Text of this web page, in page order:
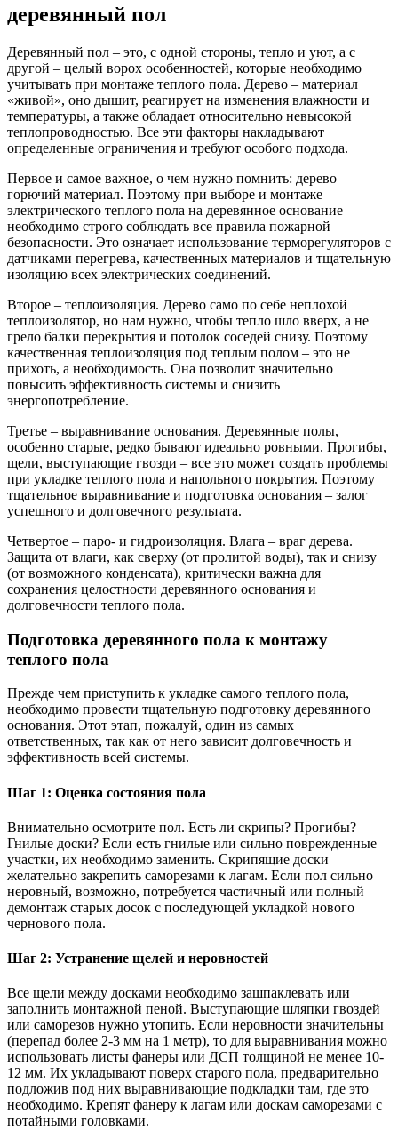
деревянный пол
Деревянный пол – это, с одной стороны, тепло и уют, а с
другой – целый ворох особенностей, которые необходимо
учитывать при монтаже теплого пола. Дерево – материал
«живой», оно дышит, реагирует на изменения влажности и
температуры, а также обладает относительно невысокой
теплопроводностью. Все эти факторы накладывают
определенные ограничения и требуют особого подхода.
Первое и самое важное, о чем нужно помнить: дерево –
горючий материал. Поэтому при выборе и монтаже
электрического теплого пола на деревянное основание
необходимо строго соблюдать все правила пожарной
безопасности. Это означает использование терморегуляторов с
датчиками перегрева, качественных материалов и тщательную
изоляцию всех электрических соединений.
Второе – теплоизоляция. Дерево само по себе неплохой
теплоизолятор, но нам нужно, чтобы тепло шло вверх, а не
грело балки перекрытия и потолок соседей снизу. Поэтому
качественная теплоизоляция под теплым полом – это не
прихоть, а необходимость. Она позволит значительно
повысить эффективность системы и снизить
энергопотребление.
Третье – выравнивание основания. Деревянные полы,
особенно старые, редко бывают идеально ровными. Прогибы,
щели, выступающие гвозди – все это может создать проблемы
при укладке теплого пола и напольного покрытия. Поэтому
тщательное выравнивание и подготовка основания – залог
успешного и долговечного результата.
Четвертое – паро- и гидроизоляция. Влага – враг дерева.
Защита от влаги, как сверху (от пролитой воды), так и снизу
(от возможного конденсата), критически важна для
сохранения целостности деревянного основания и
долговечности теплого пола.
Подготовка деревянного пола к монтажу
теплого пола
Прежде чем приступить к укладке самого теплого пола,
необходимо провести тщательную подготовку деревянного
основания. Этот этап, пожалуй, один из самых
ответственных, так как от него зависит долговечность и
эффективность всей системы.
Шаг 1: Оценка состояния пола
Внимательно осмотрите пол. Есть ли скрипы? Прогибы?
Гнилые доски? Если есть гнилые или сильно поврежденные
участки, их необходимо заменить. Скрипящие доски
желательно закрепить саморезами к лагам. Если пол сильно
неровный, возможно, потребуется частичный или полный
демонтаж старых досок с последующей укладкой нового
чернового пола.
Шаг 2: Устранение щелей и неровностей
Все щели между досками необходимо зашпаклевать или
заполнить монтажной пеной. Выступающие шляпки гвоздей
или саморезов нужно утопить. Если неровности значительны
(перепад более 2-3 мм на 1 метр), то для выравнивания можно
использовать листы фанеры или ДСП толщиной не менее 10-
12 мм. Их укладывают поверх старого пола, предварительно
подложив под них выравнивающие подкладки там, где это
необходимо. Крепят фанеру к лагам или доскам саморезами с
потайными головками.